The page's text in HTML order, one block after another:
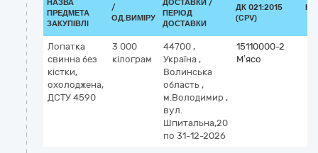
НАЗВА
ПРЕДМЕТА
ЗАКУПІВЛІ
/
ОД.ВИМІРУ
ДОСТАВКИ /
ПЕРІОД
ДОСТАВКИ
ДК 021:2015
(CPV)
Лопатка
свинна без
кістки,
охолоджена,
ДСТУ 4590
3 000
кілограм
44700 ,
Україна ,
Волинська
область ,
м.Володимир ,
вул.
Шпитальна,20
по 31-12-2026
15110000-2
М’ясо